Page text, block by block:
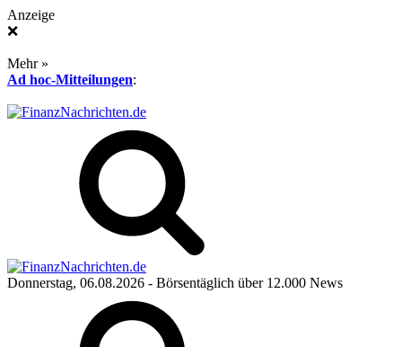
Anzeige
❌
Mehr »
Ad hoc-Mitteilungen:
Donnerstag, 06.08.2026 - Börsentäglich über 12.000 News